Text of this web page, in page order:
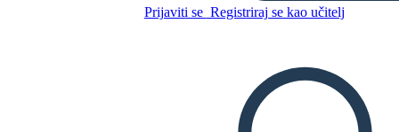
Prijaviti se Registriraj se kao učitelj
IZRADITE PLOČU SCENARIJA
ČITAJ MI